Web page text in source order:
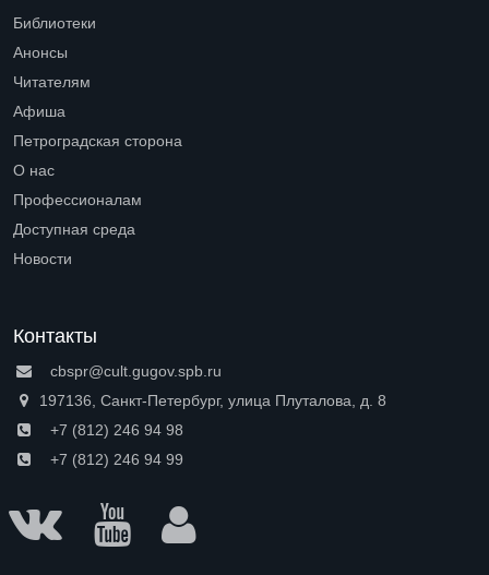
Библиотеки
Анонсы
Читателям
Афиша
Петроградская сторона
О нас
Профессионалам
Доступная среда
Новости
Контакты
cbspr@cult.gugov.spb.ru
197136, Санкт-Петербург, улица Плуталова, д. 8
+7 (812) 246 94 98
+7 (812) 246 94 99